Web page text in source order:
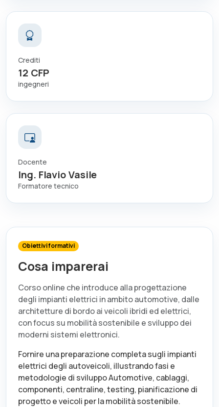
Crediti
12 CFP
ingegneri
Docente
Ing. Flavio Vasile
Formatore tecnico
Obiettivi formativi
Cosa imparerai
Corso online che introduce alla progettazione
degli impianti elettrici in ambito automotive, dalle
architetture di bordo ai veicoli ibridi ed elettrici,
con focus su mobilità sostenibile e sviluppo dei
moderni sistemi elettronici.
Fornire una preparazione completa sugli impianti
elettrici degli autoveicoli, illustrando fasi e
metodologie di sviluppo Automotive, cablaggi,
componenti, centraline, testing, pianificazione di
progetto e veicoli per la mobilità sostenibile.